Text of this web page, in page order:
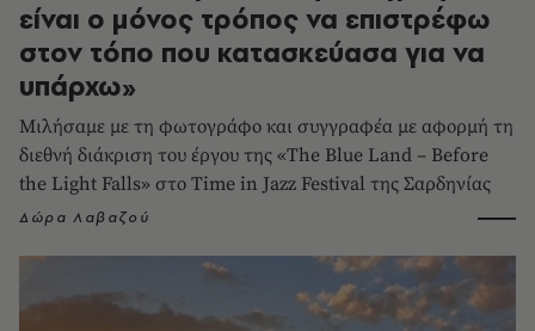
είναι ο μόνος τρόπος να επιστρέφω
στον τόπο που κατασκεύασα για να
υπάρχω»
Μιλήσαμε με τη φωτογράφο και συγγραφέα με αφορμή τη
διεθνή διάκριση του έργου της «The Blue Land – Before
the Light Falls» στο Time in Jazz Festival της Σαρδηνίας
Δώρα Λαβαζού